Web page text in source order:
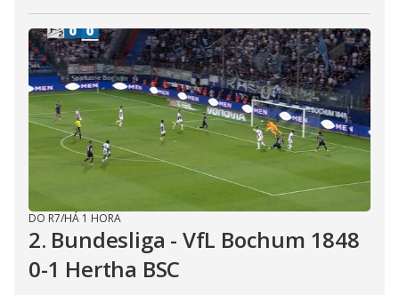
DO R7/HÁ 1 HORA
2. Bundesliga - VfL Bochum 1848
0-1 Hertha BSC